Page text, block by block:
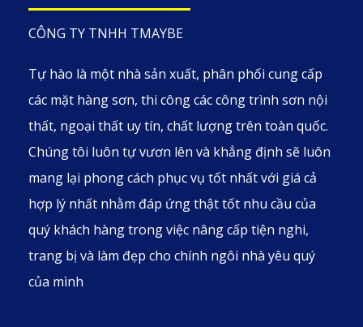
CÔNG TY TNHH TMAYBE
Tự hào là một nhà sản xuất, phân phối cung cấp
các mặt hàng sơn, thi công các công trình sơn nội
thất, ngoại thất uy tín, chất lượng trên toàn quốc.
Chúng tôi luôn tự vươn lên và khẳng định sẽ luôn
mang lại phong cách phục vụ tốt nhất với giá cả
hợp lý nhất nhằm đáp ứng thật tốt nhu cầu của
quý khách hàng trong việc nâng cấp tiện nghi,
trang bị và làm đẹp cho chính ngôi nhà yêu quý
của mình